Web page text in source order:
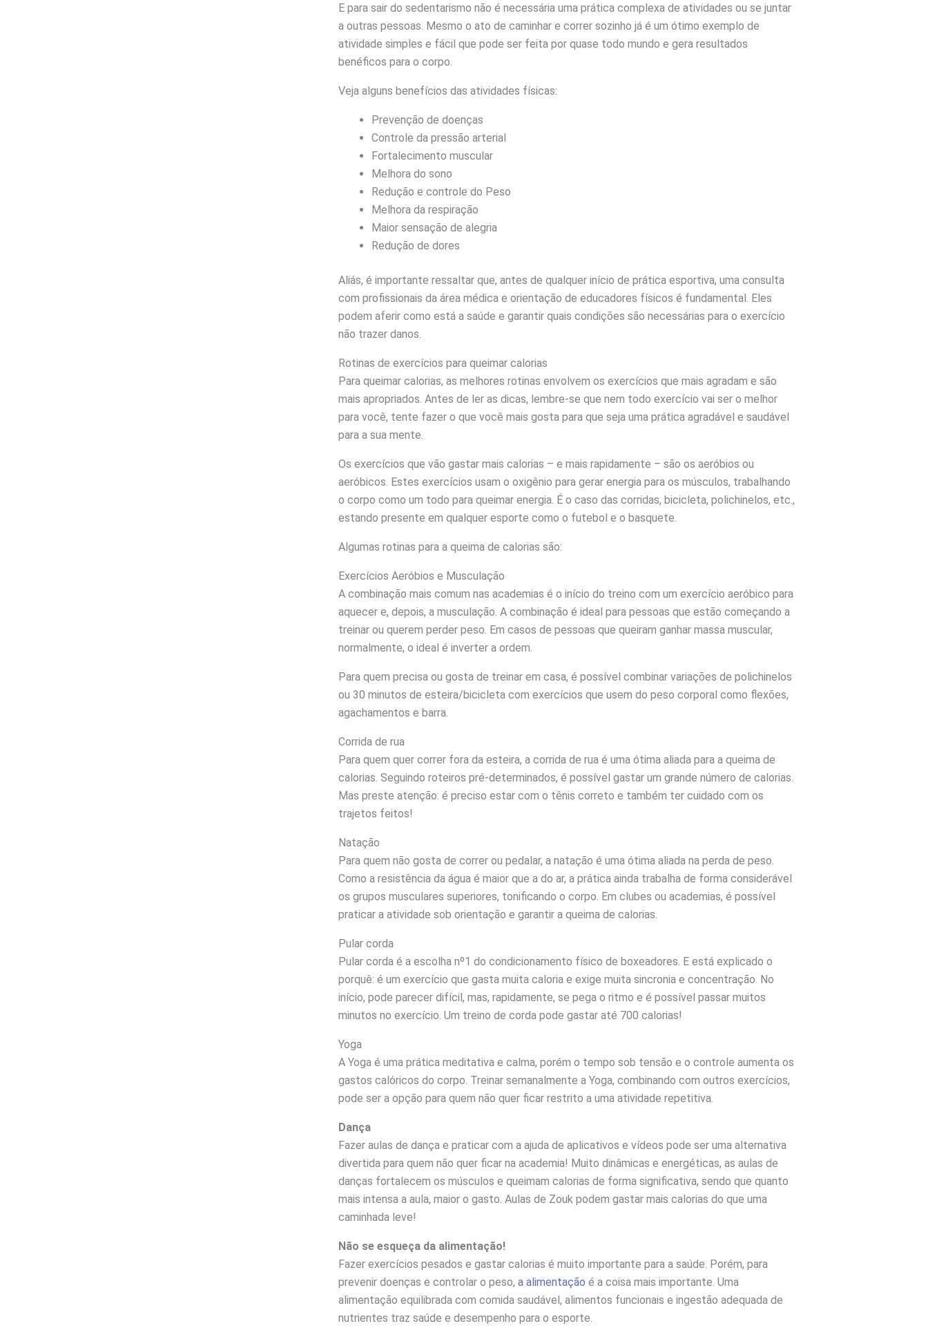
E para sair do sedentarismo não é necessária uma prática complexa de atividades ou se juntar
a outras pessoas. Mesmo o ato de caminhar e correr sozinho já é um ótimo exemplo de
atividade simples e fácil que pode ser feita por quase todo mundo e gera resultados
benéficos para o corpo.
Veja alguns benefícios das atividades físicas:
Prevenção de doenças
Controle da pressão arterial
Fortalecimento muscular
Melhora do sono
Redução e controle do Peso
Melhora da respiração
Maior sensação de alegria
Redução de dores
Aliás, é importante ressaltar que, antes de qualquer início de prática esportiva, uma consulta
com profissionais da área médica e orientação de educadores físicos é fundamental. Eles
podem aferir como está a saúde e garantir quais condições são necessárias para o exercício
não trazer danos.
Rotinas de exercícios para queimar calorias
Para queimar calorias, as melhores rotinas envolvem os exercícios que mais agradam e são
mais apropriados. Antes de ler as dicas, lembre-se que nem todo exercício vai ser o melhor
para você, tente fazer o que você mais gosta para que seja uma prática agradável e saudável
para a sua mente.
Os exercícios que vão gastar mais calorias – e mais rapidamente – são os aeróbios ou
aeróbicos. Estes exercícios usam o oxigênio para gerar energia para os músculos, trabalhando
o corpo como um todo para queimar energia. É o caso das corridas, bicicleta, polichinelos, etc.,
estando presente em qualquer esporte como o futebol e o basquete.
Algumas rotinas para a queima de calorias são:
Exercícios Aeróbios e Musculação
A combinação mais comum nas academias é o início do treino com um exercício aeróbico para
aquecer e, depois, a musculação. A combinação é ideal para pessoas que estão começando a
treinar ou querem perder peso. Em casos de pessoas que queiram ganhar massa muscular,
normalmente, o ideal é inverter a ordem.
Para quem precisa ou gosta de treinar em casa, é possível combinar variações de polichinelos
ou 30 minutos de esteira/bicicleta com exercícios que usem do peso corporal como flexões,
agachamentos e barra.
Corrida de rua
Para quem quer correr fora da esteira, a corrida de rua é uma ótima aliada para a queima de
calorias. Seguindo roteiros pré-determinados, é possível gastar um grande número de calorias.
Mas preste atenção: é preciso estar com o tênis correto e também ter cuidado com os
trajetos feitos!
Natação
Para quem não gosta de correr ou pedalar, a natação é uma ótima aliada na perda de peso.
Como a resistência da água é maior que a do ar, a prática ainda trabalha de forma considerável
os grupos musculares superiores, tonificando o corpo. Em clubes ou academias, é possível
praticar a atividade sob orientação e garantir a queima de calorias.
Pular corda
Pular corda é a escolha nº1 do condicionamento físico de boxeadores. E está explicado o
porquê: é um exercício que gasta muita caloria e exige muita sincronia e concentração. No
início, pode parecer difícil, mas, rapidamente, se pega o ritmo e é possível passar muitos
minutos no exercício. Um treino de corda pode gastar até 700 calorias!
Yoga
A Yoga é uma prática meditativa e calma, porém o tempo sob tensão e o controle aumenta os
gastos calóricos do corpo. Treinar semanalmente a Yoga, combinando com outros exercícios,
pode ser a opção para quem não quer ficar restrito a uma atividade repetitiva.
Dança
Fazer aulas de dança e praticar com a ajuda de aplicativos e vídeos pode ser uma alternativa
divertida para quem não quer ficar na academia! Muito dinâmicas e energéticas, as aulas de
danças fortalecem os músculos e queimam calorias de forma significativa, sendo que quanto
mais intensa a aula, maior o gasto. Aulas de Zouk podem gastar mais calorias do que uma
caminhada leve!
Não se esqueça da alimentação!
Fazer exercícios pesados e gastar calorias é muito importante para a saúde. Porém, para
prevenir doenças e controlar o peso, a alimentação é a coisa mais importante. Uma
alimentação equilibrada com comida saudável, alimentos funcionais e ingestão adequada de
nutrientes traz saúde e desempenho para o esporte.